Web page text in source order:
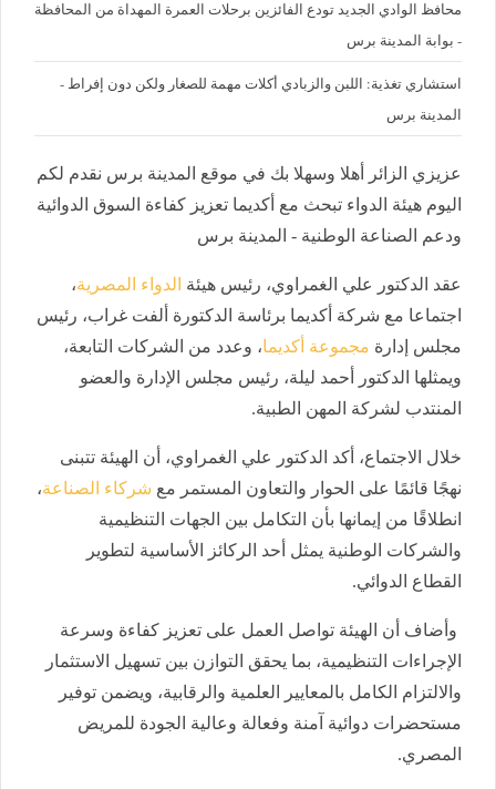
محافظ الوادي الجديد تودع الفائزين برحلات العمرة المهداة من المحافظة
- بوابة المدينة برس
استشاري تغذية: اللبن والزبادي أكلات مهمة للصغار ولكن دون إفراط -
المدينة برس
عزيزي الزائر أهلا وسهلا بك في موقع المدينة برس نقدم لكم
اليوم هيئة الدواء تبحث مع أكديما تعزيز كفاءة السوق الدوائية
ودعم الصناعة الوطنية - المدينة برس
عقد الدكتور علي الغمراوي، رئيس هيئة الدواء المصرية،
اجتماعا مع شركة أكديما برئاسة الدكتورة ألفت غراب، رئيس
مجلس إدارة مجموعة أكديما، وعدد من الشركات التابعة،
ويمثلها الدكتور أحمد ليلة، رئيس مجلس الإدارة والعضو
المنتدب لشركة المهن الطبية.
خلال الاجتماع، أكد الدكتور علي الغمراوي، أن الهيئة تتبنى
نهجًا قائمًا على الحوار والتعاون المستمر مع شركاء الصناعة،
انطلاقًا من إيمانها بأن التكامل بين الجهات التنظيمية
والشركات الوطنية يمثل أحد الركائز الأساسية لتطوير
القطاع الدوائي.
وأضاف أن الهيئة تواصل العمل على تعزيز كفاءة وسرعة
الإجراءات التنظيمية، بما يحقق التوازن بين تسهيل الاستثمار
والالتزام الكامل بالمعايير العلمية والرقابية، ويضمن توفير
مستحضرات دوائية آمنة وفعالة وعالية الجودة للمريض
المصري.